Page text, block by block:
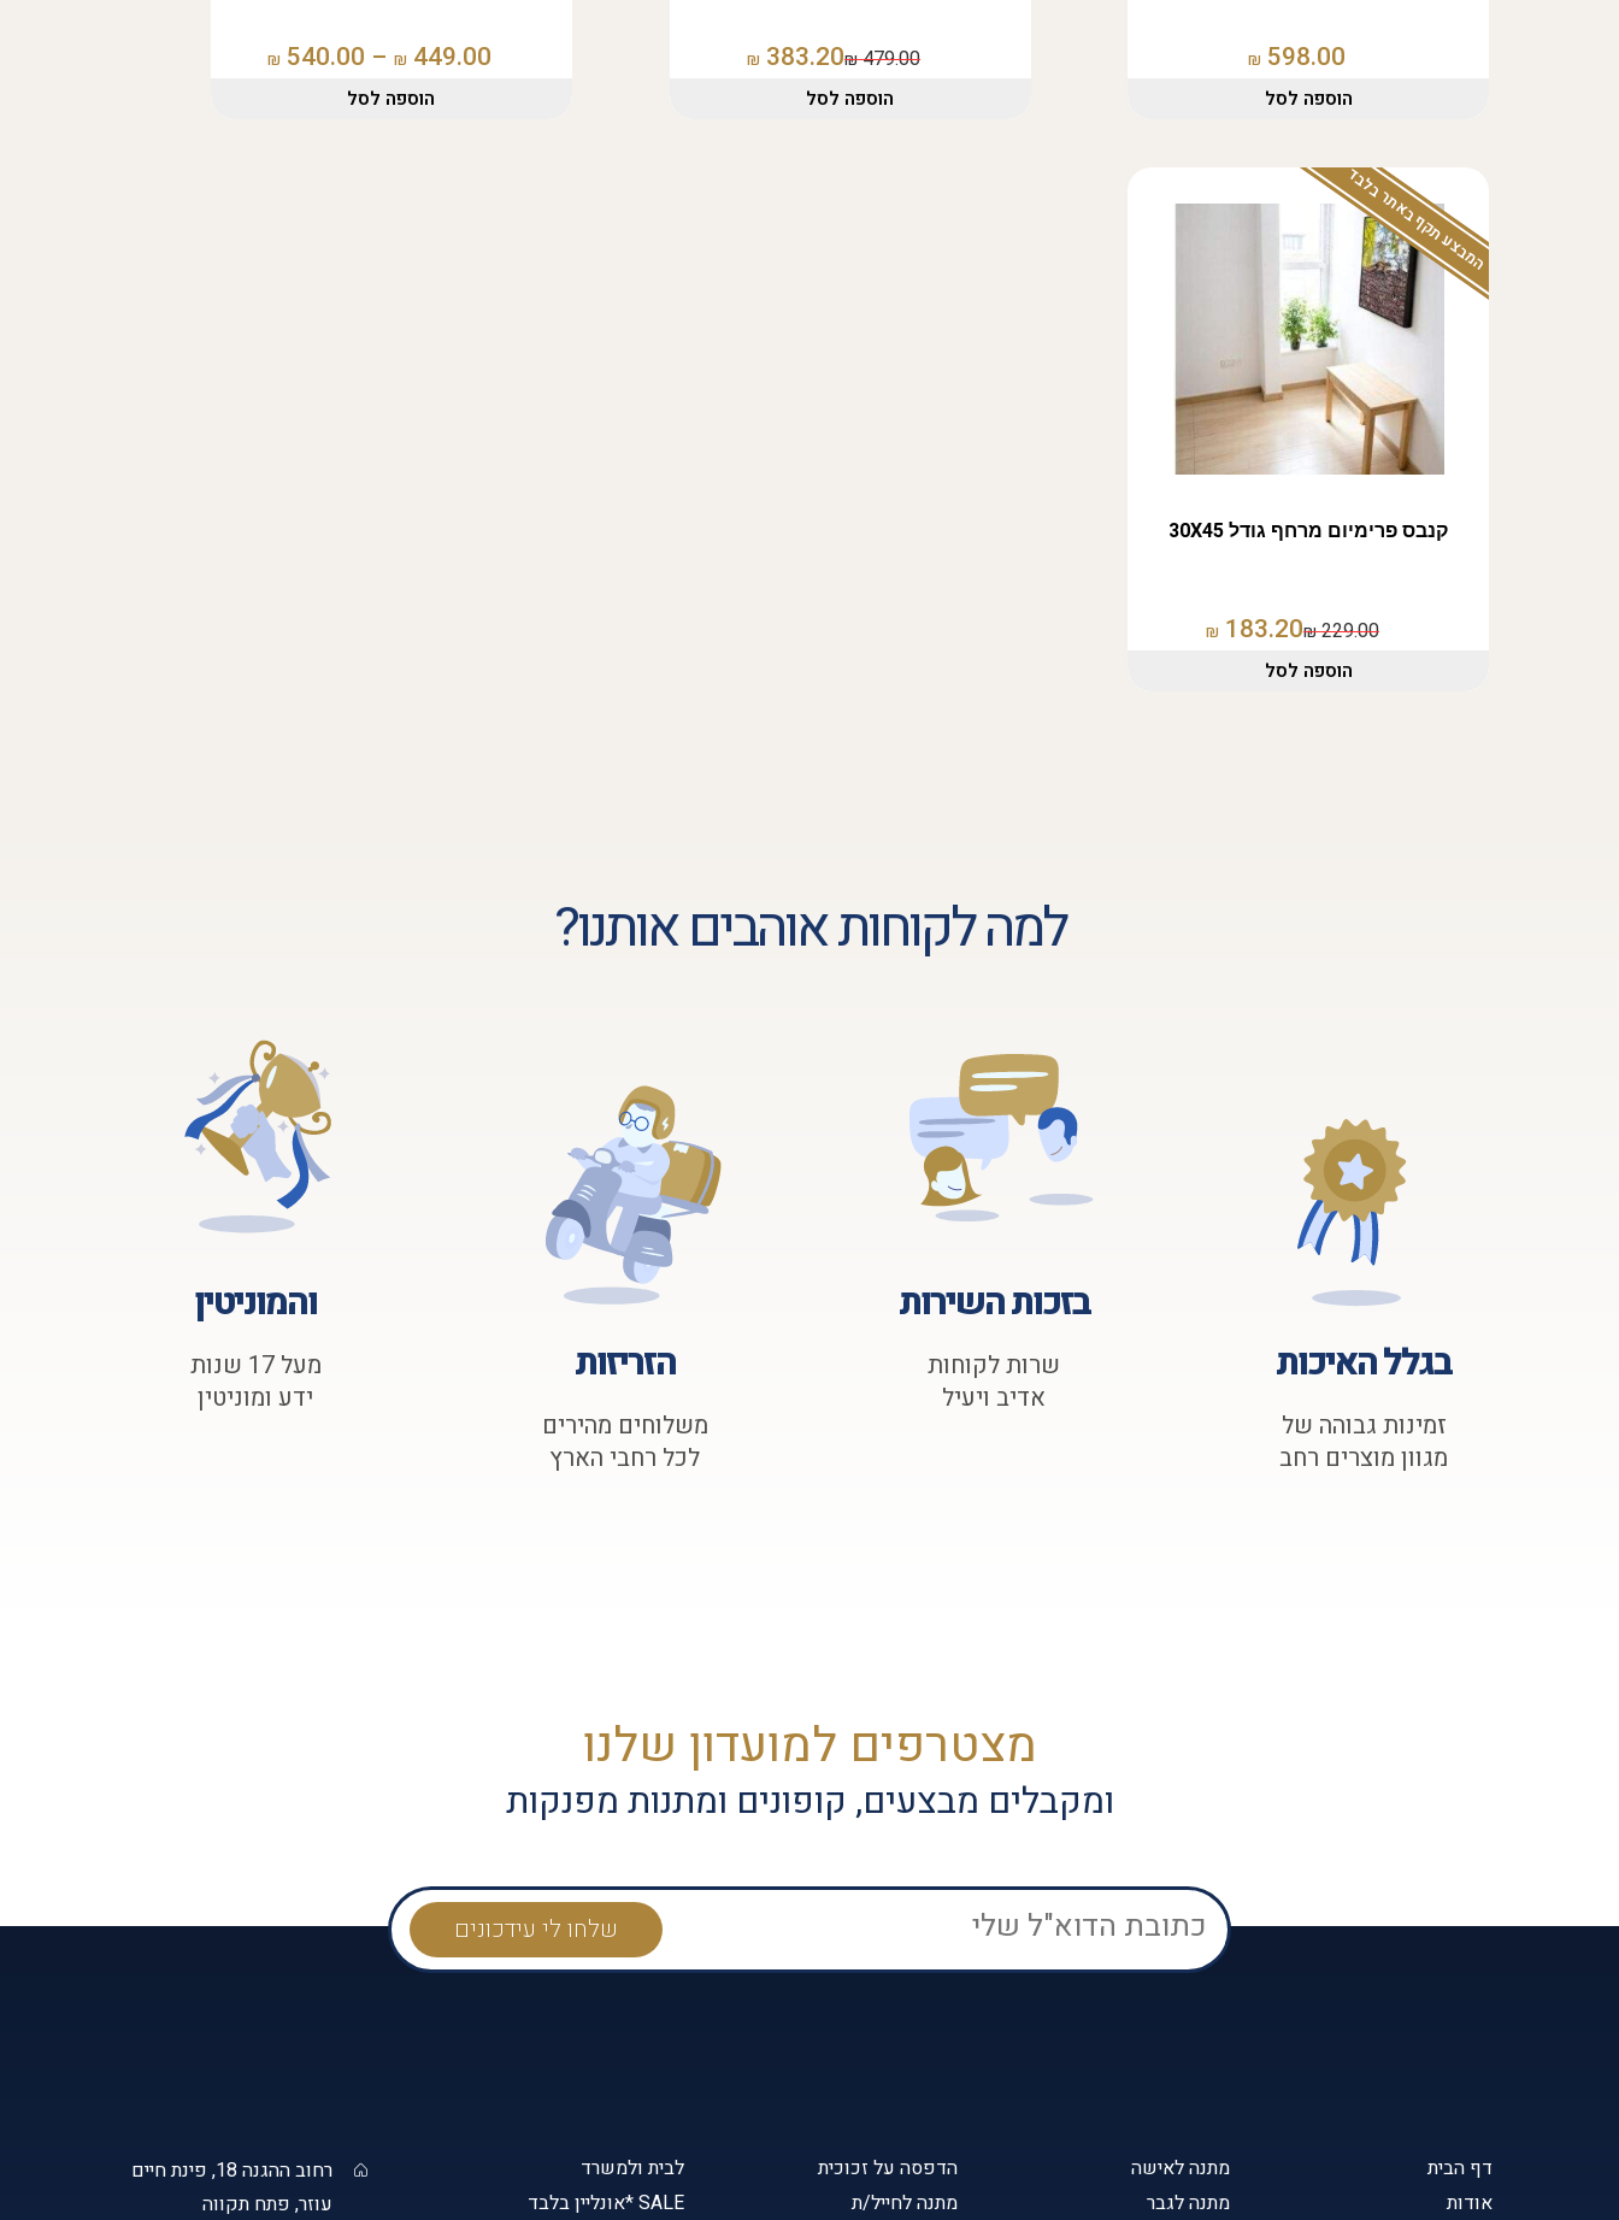
598.00
₪
הוספה לסל
479.00
₪
383.20
₪
הוספה לסל
449.00
₪
–
540.00
₪
הוספה לסל
המבצע תקף באתר בלבד
קנבס פרימיום מרחף גודל 30X45
229.00
₪
183.20
₪
הוספה לסל
למה לקוחות אוהבים אותנו?
בגלל האיכות
זמינות גבוהה של
מגוון מוצרים רחב
בזכות השירות
שרות לקוחות
אדיב ויעיל
הזריזות
משלוחים מהירים
לכל רחבי הארץ
והמוניטין
מעל 17 שנות
ידע ומוניטין
מצטרפים למועדון שלנו
ומקבלים מבצעים, קופונים ומתנות מפנקות
דף הבית
אודות
מתנה לאישה
מתנה לגבר
הדפסה על זכוכית
מתנה לחייל/ת
לבית ולמשרד
SALE *אונליין בלבד
רחוב ההגנה 18, פינת חיים
עוזר, פתח תקווה